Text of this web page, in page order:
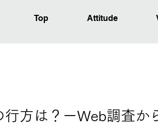
Top Attitude
行方は？ーWeb調査か